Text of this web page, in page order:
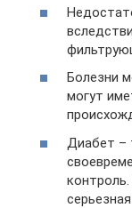
Болезни
могут
Диабет –